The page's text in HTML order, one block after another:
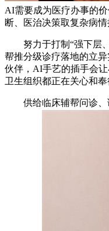
AI需要成为医疗办事的
断、医治决策取复杂病
努力于打制“强下层、
帮推分级诊疗落地的立
伙伴，AI手艺的插手会
卫生组织都正在关心和
供给临床辅帮问诊、诊